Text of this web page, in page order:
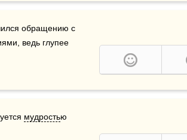
обращению с
ведь глупее
мудростью